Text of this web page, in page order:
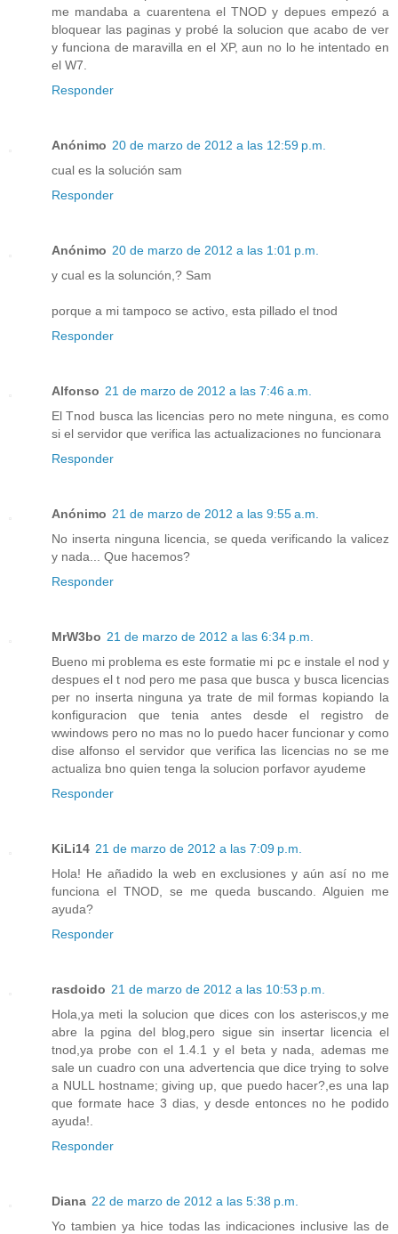
me mandaba a cuarentena el TNOD y depues empezó a
bloquear las paginas y probé la solucion que acabo de ver
y funciona de maravilla en el XP, aun no lo he intentado en
el W7.
Responder
Anónimo 20 de marzo de 2012 a las 12:59 p.m.
cual es la solución sam
Responder
Anónimo 20 de marzo de 2012 a las 1:01 p.m.
y cual es la solunción,? Sam
porque a mi tampoco se activo, esta pillado el tnod
Responder
Alfonso 21 de marzo de 2012 a las 7:46 a.m.
El Tnod busca las licencias pero no mete ninguna, es como
si el servidor que verifica las actualizaciones no funcionara
Responder
Anónimo 21 de marzo de 2012 a las 9:55 a.m.
No inserta ninguna licencia, se queda verificando la valicez
y nada... Que hacemos?
Responder
MrW3bo 21 de marzo de 2012 a las 6:34 p.m.
Bueno mi problema es este formatie mi pc e instale el nod y
despues el t nod pero me pasa que busca y busca licencias
per no inserta ninguna ya trate de mil formas kopiando la
konfiguracion que tenia antes desde el registro de
wwindows pero no mas no lo puedo hacer funcionar y como
dise alfonso el servidor que verifica las licencias no se me
actualiza bno quien tenga la solucion porfavor ayudeme
Responder
KiLi14 21 de marzo de 2012 a las 7:09 p.m.
Hola! He añadido la web en exclusiones y aún así no me
funciona el TNOD, se me queda buscando. Alguien me
ayuda?
Responder
rasdoido 21 de marzo de 2012 a las 10:53 p.m.
Hola,ya meti la solucion que dices con los asteriscos,y me
abre la pgina del blog,pero sigue sin insertar licencia el
tnod,ya probe con el 1.4.1 y el beta y nada, ademas me
sale un cuadro con una advertencia que dice trying to solve
a NULL hostname; giving up, que puedo hacer?,es una lap
que formate hace 3 dias, y desde entonces no he podido
ayuda!.
Responder
Diana 22 de marzo de 2012 a las 5:38 p.m.
Yo tambien ya hice todas las indicaciones inclusive las de